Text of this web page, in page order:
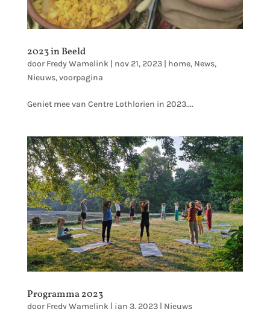
2023 in Beeld
door Fredy Wamelink| nov 21, 2023| home, News,
Nieuws,voorpagina
Geniet mee van Centre Lothlorien in 2023....
Programma 2023
door Fredy Wamelink| jan 3, 2023| Nieuws